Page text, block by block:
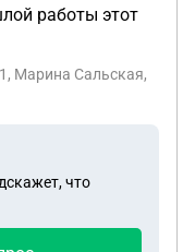
работы этот
Марина Сальская,
что